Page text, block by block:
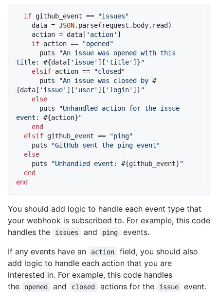
if github_event ==
"issues"
    data =
JSON.parse(request.body.read)
    action = data[
'action' ]
if action ==
"opened"
      puts
"An issue was opened with this
title: #{data[ 'issue' ][ 'title' ]}"
elsif action ==
"closed"
      puts
"An issue was closed by #
{data[ 'issue' ][ 'user' ][ 'login' ]}"
else
      puts
"Unhandled action for the issue
event: #{action}"
end
elsif github_event ==
"ping"
    puts
"GitHub sent the ping event"
else
    puts
"Unhandled event: #{github_event}"
end
end
You should add logic to handle each event type that
your webhook is subscribed to. For example, this code
handles the
issues and ping
events.
If any events have an
action
field, you should also
add logic to handle each action that you are
interested in. For example, this code handles
the
opened and closed actions for the issue
event.